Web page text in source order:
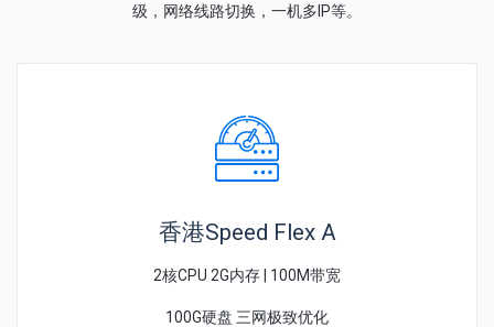
级，网络线路切换，一机多IP等。
香港Speed Flex A
2核CPU 2G内存 | 100M带宽
100G硬盘 三网极致优化